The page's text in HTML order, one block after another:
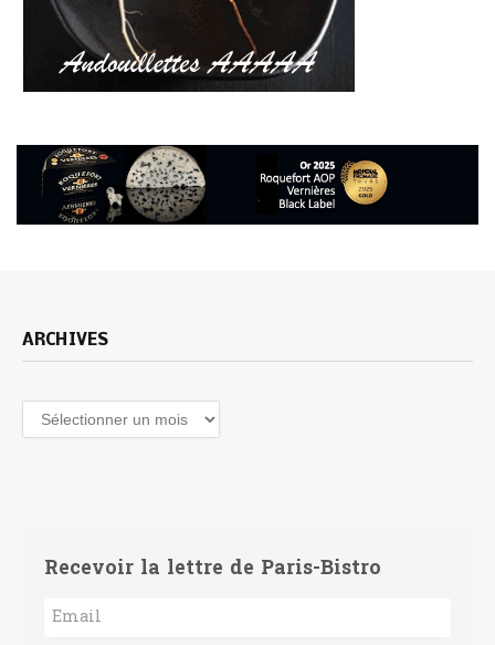
ARCHIVES
Archives
Recevoir la lettre de Paris-Bistro